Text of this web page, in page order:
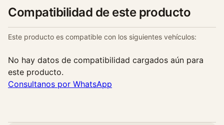
Compatibilidad de este producto
Este producto es compatible con los siguientes vehículos:
No hay datos de compatibilidad cargados aún para
este producto.
Consultanos por WhatsApp